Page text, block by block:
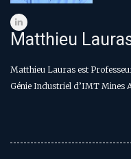
Matthieu
Matthieu Lauras est
Génie Industriel d’IMT Mines